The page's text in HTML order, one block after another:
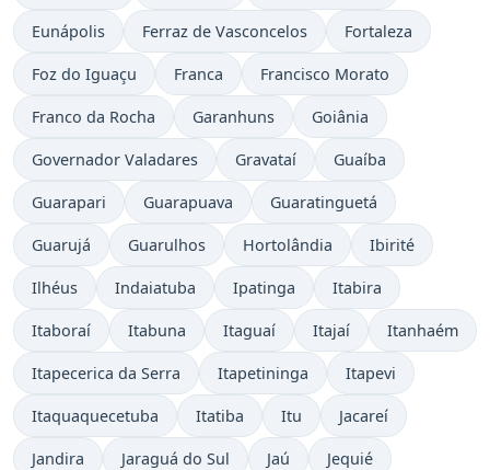
Eunápolis Ferraz de Vasconcelos Fortaleza
Foz do Iguaçu Franca Francisco Morato
Franco da Rocha Garanhuns Goiânia
Governador Valadares Gravataí Guaíba
Guarapari Guarapuava Guaratinguetá
Guarujá Guarulhos Hortolândia Ibirité
Ilhéus Indaiatuba Ipatinga Itabira
Itaboraí Itabuna Itaguaí Itajaí Itanhaém
Itapecerica da Serra Itapetininga Itapevi
Itaquaquecetuba Itatiba Itu Jacareí
Jandira Jaraguá do Sul Jaú Jequié